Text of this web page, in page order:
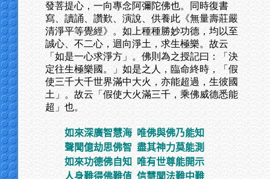
發菩提心，一向專念阿彌陀佛也。同時復書
寫、讀誦、讚歎、演說、供養此《無量壽莊嚴
清淨平等覺經》。如上種種勝妙功德，均以至
誠心、不二心，迴向淨土，求生極樂。故云
「如是一心求淨方」。佛則為之授記曰：「決
定往生極樂國。」如是之人，臨命終時，「假
使三千大千世界滿中大火，亦能超過，生彼國
土」。故云「假使大火滿三千，乘佛威德悉能
超」也。
如來深廣智慧海
唯佛與佛乃能知
聲聞億劫思佛智 盡其神力莫能測
如來功德佛自知
唯有世尊能開示
人身難得佛難值 信慧聞法難中難